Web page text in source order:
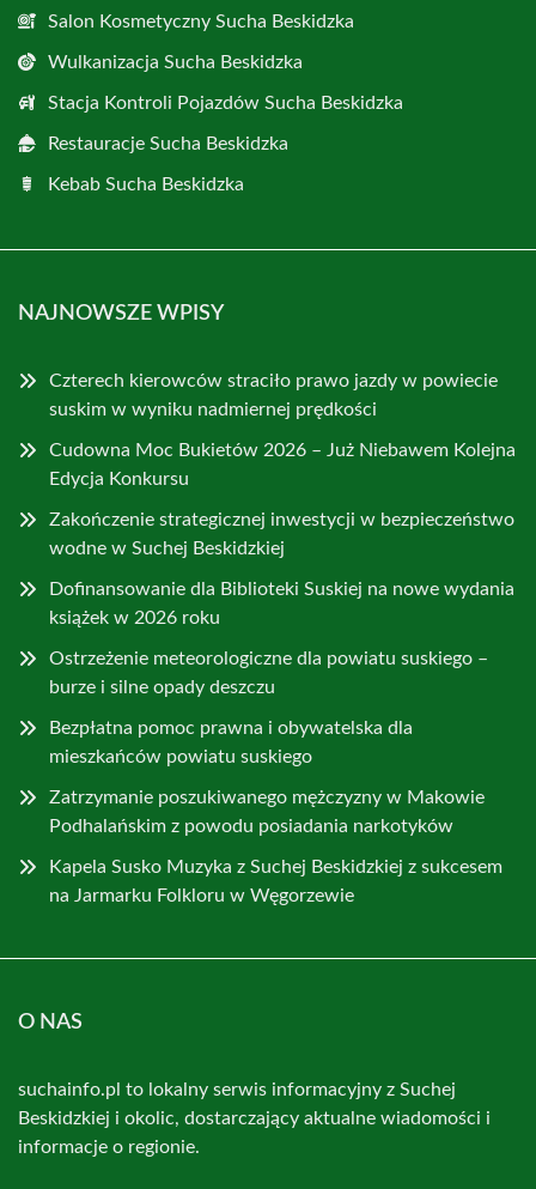
Salon Kosmetyczny Sucha Beskidzka
Wulkanizacja Sucha Beskidzka
Stacja Kontroli Pojazdów Sucha Beskidzka
Restauracje Sucha Beskidzka
Kebab Sucha Beskidzka
NAJNOWSZE WPISY
Czterech kierowców straciło prawo jazdy w powiecie
suskim w wyniku nadmiernej prędkości
Cudowna Moc Bukietów 2026 – Już Niebawem Kolejna
Edycja Konkursu
Zakończenie strategicznej inwestycji w bezpieczeństwo
wodne w Suchej Beskidzkiej
Dofinansowanie dla Biblioteki Suskiej na nowe wydania
książek w 2026 roku
Ostrzeżenie meteorologiczne dla powiatu suskiego –
burze i silne opady deszczu
Bezpłatna pomoc prawna i obywatelska dla
mieszkańców powiatu suskiego
Zatrzymanie poszukiwanego mężczyzny w Makowie
Podhalańskim z powodu posiadania narkotyków
Kapela Susko Muzyka z Suchej Beskidzkiej z sukcesem
na Jarmarku Folkloru w Węgorzewie
O NAS
suchainfo.pl to lokalny serwis informacyjny z Suchej
Beskidzkiej i okolic, dostarczający aktualne wiadomości i
informacje o regionie.